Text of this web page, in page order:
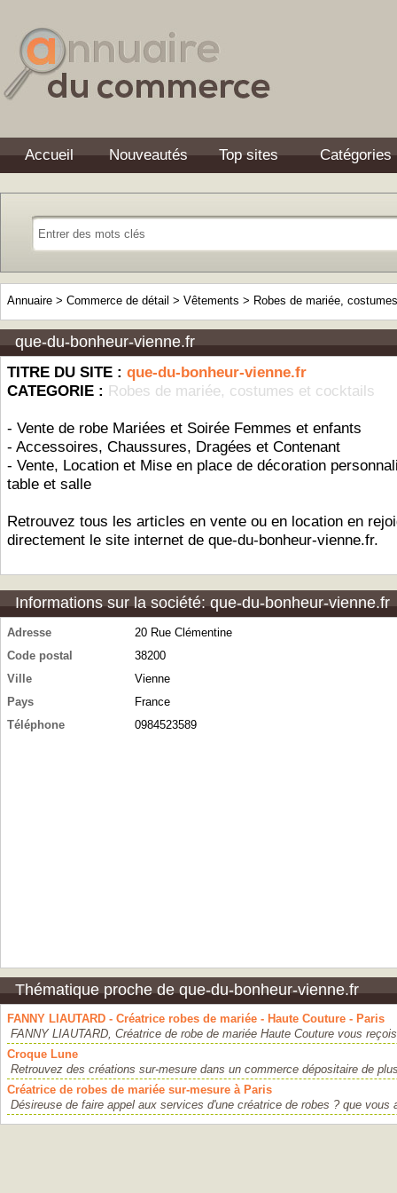
Accueil Nouveautés Top sites Catégories
Annuaire > Commerce de détail > Vêtements > Robes de mariée,
que-du-bonheur-vienne.fr
TITRE DU SITE : que-du-bonheur-vienne.fr
CATEGORIE : Robes de mariée, costumes et cocktails
- Vente de robe Mariées et Soirée Femmes et enfants
- Accessoires, Chaussures, Dragées et Contenant
- Vente, Location et Mise en place de décoration
table et salle
Retrouvez tous les articles en vente ou en location en
directement le site internet de que-du-bonheur-vienne.fr.
Informations sur la société: que-du-bonheur-vienne.fr
Adresse
20 Rue Clémentine
Code postal
38200
Ville
Vienne
Pays
France
Téléphone
0984523589
Thématique proche de que-du-bonheur-vienne.fr
FANNY LIAUTARD - Créatrice robes de mariée - Haute Couture - Paris
FANNY LIAUTARD, Créatrice de robe de mariée Haute Couture vous
Croque Lune
Retrouvez des créations sur-mesure dans un commerce dépositaire de
Créatrice de robes de mariée sur-mesure à Paris
Désireuse de faire appel aux services d'une créatrice de robes ? que vous